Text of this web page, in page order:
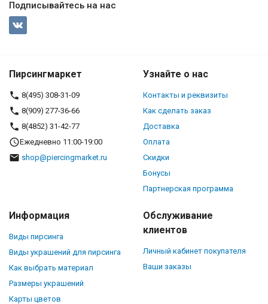
Подписывайтесь на нас
Пирсингмаркет
8(495) 308-31-09
8(909) 277-36-66
8(4852) 31-42-77
Ежедневно 11:00-19:00
shop@piercingmarket.ru
Узнайте о нас
Контакты и реквизиты
Как сделать заказ
Доставка
Оплата
Скидки
Бонусы
Партнерская программа
Информация
Виды пирсинга
Виды украшений для пирсинга
Как выбрать материал
Размеры украшений
Карты цветов
Обслуживание
клиентов
Личный кабинет покупателя
Ваши заказы